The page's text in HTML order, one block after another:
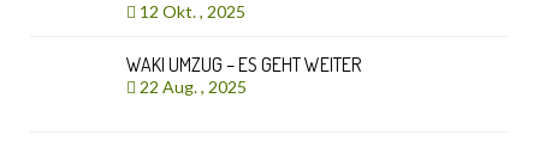
12 Okt. , 2025
WAKI UMZUG – ES GEHT WEITER
22 Aug. , 2025